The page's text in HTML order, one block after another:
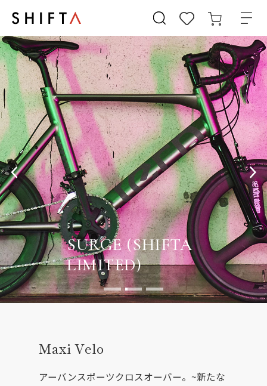
SURGE (SHIFTA
LIMITED)
Maxi Velo
アーバンスポーツクロスオーバー。~新たな